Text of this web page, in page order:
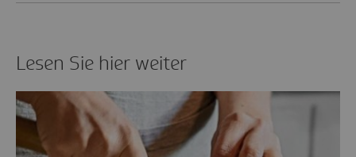
Lesen Sie hier weiter